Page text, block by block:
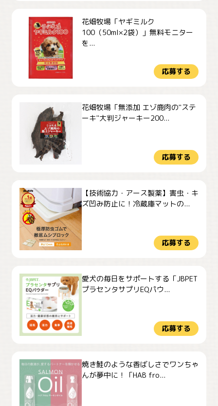
花畑牧場「ヤギミルク
100（50ml×2袋）」無料モニター
を...
応募する
花畑牧場「無添加 エゾ鹿肉の"ステ
ーキ"大判ジャーキー200...
応募する
【技術協力・アース製薬】害虫・キ
ズ凹み防止に！冷蔵庫マットの...
応募する
愛犬の毎日をサポートする「JBPET
プラセンタサプリEQパウ...
応募する
焼き鮭のような香ばしさでワンちゃ
んが夢中に！「HAB fro...